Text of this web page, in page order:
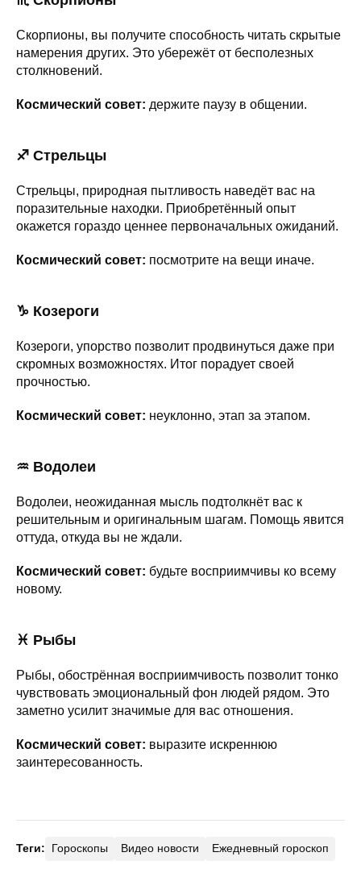
Скорпионы, вы получите способность читать скрытые
намерения других. Это убережёт от бесполезных
столкновений.
Космический совет: держите паузу в общении.
♐ Стрельцы
Стрельцы, природная пытливость наведёт вас на
поразительные находки. Приобретённый опыт
окажется гораздо ценнее первоначальных ожиданий.
Космический совет: посмотрите на вещи иначе.
♑ Козероги
Козероги, упорство позволит продвинуться даже при
скромных возможностях. Итог порадует своей
прочностью.
Космический совет: неуклонно, этап за этапом.
♒ Водолеи
Водолеи, неожиданная мысль подтолкнёт вас к
решительным и оригинальным шагам. Помощь явится
оттуда, откуда вы не ждали.
Космический совет: будьте восприимчивы ко всему
новому.
♓ Рыбы
Рыбы, обострённая восприимчивость позволит тонко
чувствовать эмоциональный фон людей рядом. Это
заметно усилит значимые для вас отношения.
Космический совет: выразите искреннюю
заинтересованность.
Теги: Гороскопы Видео новости Ежедневный гороскоп